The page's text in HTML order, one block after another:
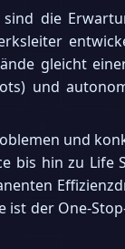
die
gleicht
und
und
bis hin zu Life
der One-